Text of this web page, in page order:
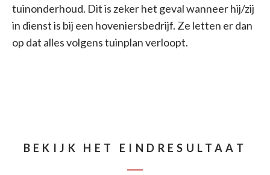
tuinonderhoud. Dit is zeker het geval wanneer hij/zij
in dienst is bij een hoveniersbedrijf. Ze letten er dan
op dat alles volgens tuinplan verloopt.
BEKIJK HET EINDRESULTAAT